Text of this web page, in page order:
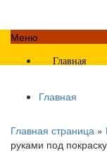
Меню
Главная
Главная
Главная страница »
руками под покраску